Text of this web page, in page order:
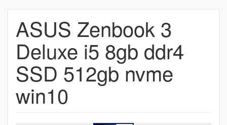
ASUS Zenbook 3
Deluxe i5 8gb ddr4
SSD 512gb nvme
win10